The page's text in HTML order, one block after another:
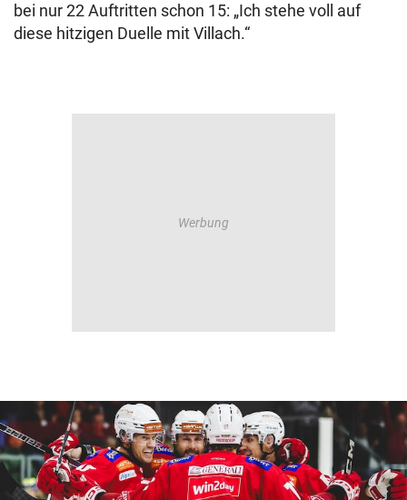
bei nur 22 Auftritten schon 15: „Ich stehe voll auf
diese hitzigen Duelle mit Villach.“